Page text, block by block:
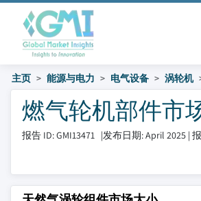
主页 能源与电力 电气设备 涡轮机
燃气轮机部件市
报告 ID: GMI13471 |发布日期: April 2025 |